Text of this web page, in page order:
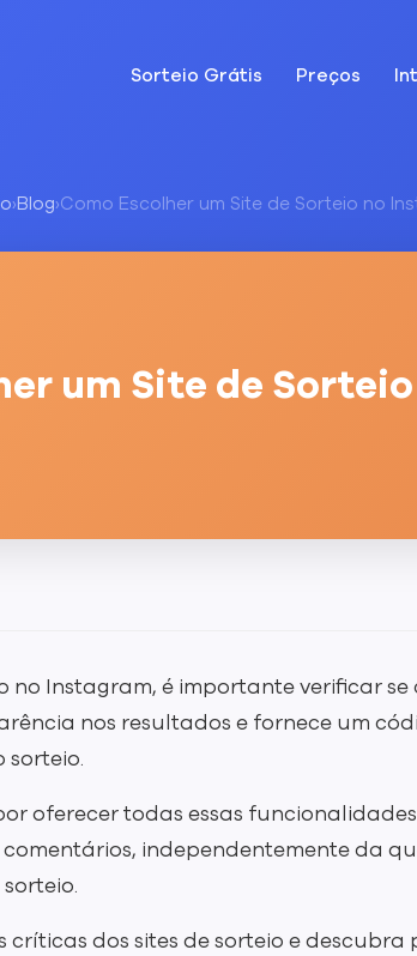
Sorteio Grátis Preços
›Blog›Como Escolher um Site de Sorteio no
um Site de
no Instagram, é importante verificar
nos resultados e fornece um
sorteio.
oferecer todas essas
independentemente da
dos sites de sorteio e descubra